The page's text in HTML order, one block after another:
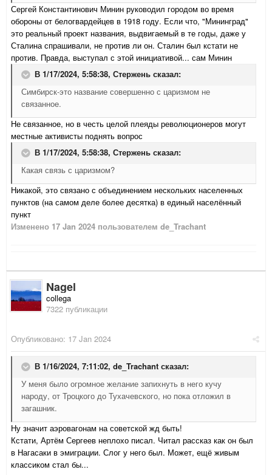
Сергей Константинович Минин руководил городом во время
обороны от белогвардейцев в 1918 году. Если что, "Мининград"
это реальный проект названия, выдвигаемый в те годы, даже у
Сталина спрашивали, не против ли он. Сталин был кстати не
против. Правда, выступал с этой инициативой... сам Минин
В 1/17/2024, 5:58:38, Стержень сказал:
Симбирск-это название совершенно с царизмом не
связанное.
Не связанное, но в честь целой плеяды революционеров могут
местные активисты поднять вопрос
В 1/17/2024, 5:58:38, Стержень сказал:
Какая связь с царизмом?
Никакой, это связано с объединением нескольких населенных
пунктов (на самом деле более десятка) в единый населённый
пункт
Изменено 17 Jan 2024 пользователем de_Trachant
Nagel
collega
7322 публикации
Опубликовано: 17 Jan 2024
В 1/16/2024, 7:11:02, de_Trachant сказал:
У меня было огромное желание запихнуть в него кучу
народу, от Троцкого до Тухачевского, но пока отложил в
загашник.
Ну значит аэровагонам на советской жд быть!
Кстати, Артём Сергеев неплохо писал. Читал рассказ как он был
в Нагасаки в эмиграции. Слог у него был. Может, ещё живым
классиком стал бы...